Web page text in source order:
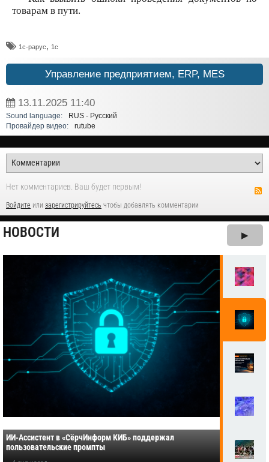
товарам в пути.
1с-рарус, 1с
Управление предприятием, ERP, MES
13.11.2025 11:40
Sound language:
RUS - Русский
Провайдер видео:
rutube
Нет комментариев. Ваш будет первым!
Войдите или зарегистрируйтесь чтобы добавлять комментарии
НОВОСТИ ▶
ИИ-Ассистент в «СёрчИнформ КИБ» поддержал
пользовательские промпты